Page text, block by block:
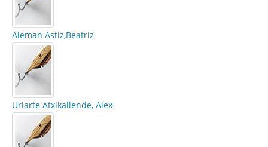
Aleman Astiz,Beatriz
Uriarte Atxikallende, Alex